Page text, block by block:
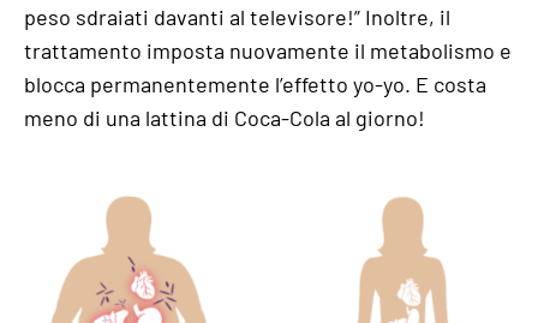
peso sdraiati davanti al televisore!” Inoltre, il
trattamento imposta nuovamente il metabolismo e
blocca permanentemente l’effetto yo-yo. E costa
meno di una lattina di Coca-Cola al giorno!